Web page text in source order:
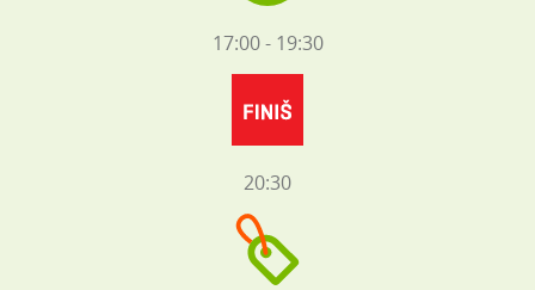
17:00 - 19:30
20:30